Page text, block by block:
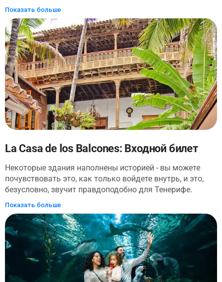
прежнему остаются достопримечательностью и в
равной степени окутаны тайной. Теперь вы можете
открыть для себя их секреты и узнать все об их истории
и раскопках в этнографическом парке, музее и на
выставке, прежде чем отправиться на прогулку по
красивым ботаническим садам.
Показать больше
La Casa de los Balcones: Входной билет
Некоторые здания наполнены историей - вы можете
почувствовать это, как только войдете внутрь, и это,
безусловно, звучит правдоподобно для Тенерифе.
Отправляйтесь на экскурсию с аудиогидом по усадьбе
17-го века и посмотрите образ жизни прошлых жителей,
которые были состоятельными семьями и военными
деятелями. Полюбуйтесь семейными реликвиями и
предметами старины и окунитесь в спокойную
атмосферу внутреннего дворика с видом на сложные
деревянные балконы, которые вызывают ностальгию
прошлых лет.
Показать больше